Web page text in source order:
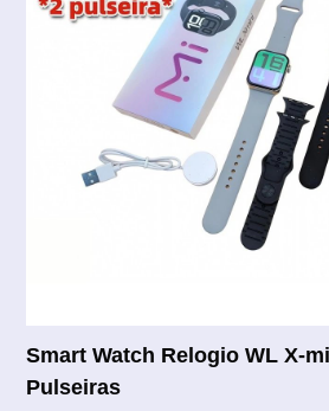
Smart Watch Relogio WL X-
Pulseiras